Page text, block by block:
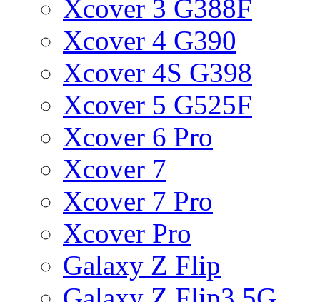
Xcover 3 G388F
Xcover 4 G390
Xcover 4S G398
Xcover 5 G525F
Xcover 6 Pro
Xcover 7
Xcover 7 Pro
Xcover Pro
Galaxy Z Flip